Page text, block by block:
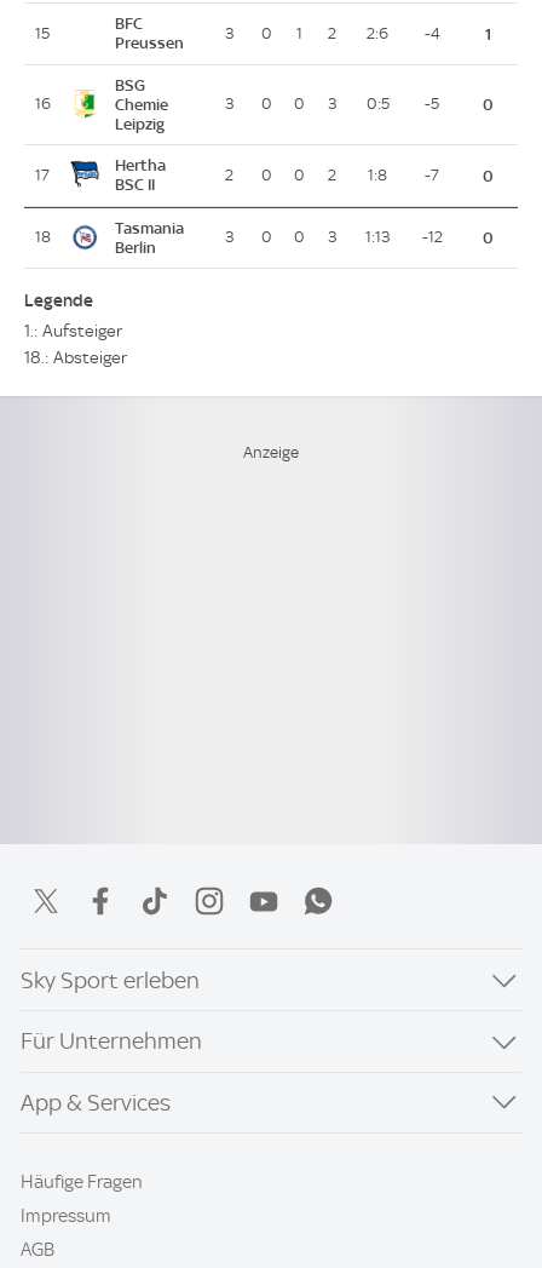
15
BFC
Preussen
3 0 1 2 2:6 -4 1
16
BSG
Chemie
Leipzig
3 0 0 3 0:5 -5 0
17
Hertha
BSC II
2 0 0 2 1:8 -7 0
18
Tasmania
Berlin
3 0 0 3 1:13 -12 0
Legende
1.: Aufsteiger
18.: Absteiger
Sky Sport erleben
Für Unternehmen
App & Services
Häufige Fragen
Impressum
AGB